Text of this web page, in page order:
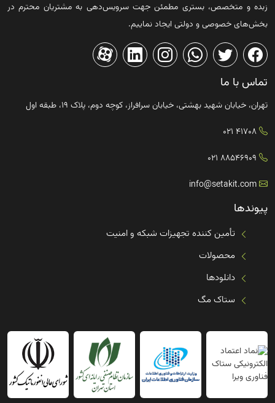
زبده و متخصص، بستری مطمئن جهت سرویس‌دهی به مشتریان محترم در
بخش‌های خصوصی و دولتی ایجاد نماییم.
تماس با ما
تهران، خیابان شهید بهشتی، خیابان سرافراز، کوچه دوم، پلاک ۱۹، طبقه اول
41708 021
88546909 021
info@setakit.com
پیوندها
تأمین کننده تجهیزات شبکه و امنیت
محصولات
دانلودها
ستاک مگ